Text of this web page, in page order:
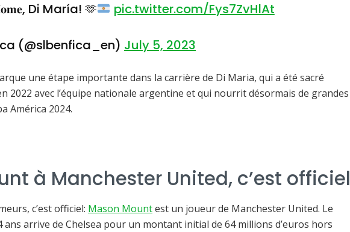
Di María! 🫶 pic.twitter.com/Fys7ZvHlAt
(@slbenfica_en) July 5, 2023
une étape importante dans la carrière de Di Maria, qui a été sacré
2022 avec l’équipe nationale argentine et qui nourrit désormais de grandes
América 2024.
à Manchester United, c’est officiel
c’est officiel: Mason Mountest un joueur de Manchester United. Le
ans arrive de Chelsea pour un montant initial de 64 millions d’euros hors